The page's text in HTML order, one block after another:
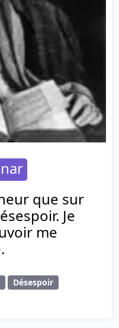
que sur
Je
me
Désespoir